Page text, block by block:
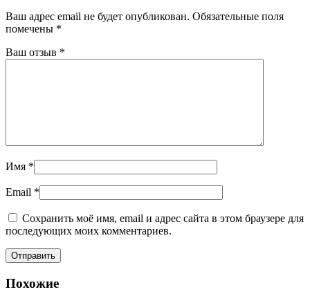
Ваш адрес email не будет опубликован. Обязательные поля
помечены *
Ваш отзыв *
Имя *
Email *
Сохранить моё имя, email и адрес сайта в этом браузере для
последующих моих комментариев.
Похожие